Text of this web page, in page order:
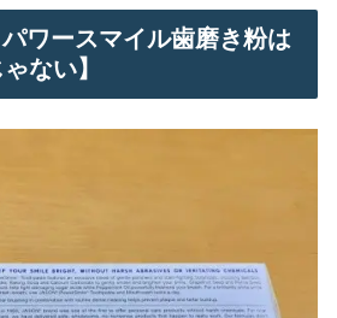
ワースマイル歯磨き粉は
ない】